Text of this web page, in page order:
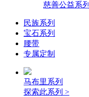
慈善公益系列
民族系列
宝石系列
腰带
专属定制
马布里系列
探索此系列 >